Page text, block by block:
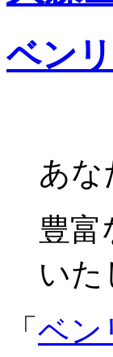
ベン
あな
豊富
いた
「 ベン